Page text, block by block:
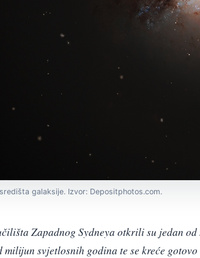
galaksije. Izvor: Depositphotos.com.
Zapadnog Sydneya otkrili su jedan
milijun svjetlosnih godina te se kreće